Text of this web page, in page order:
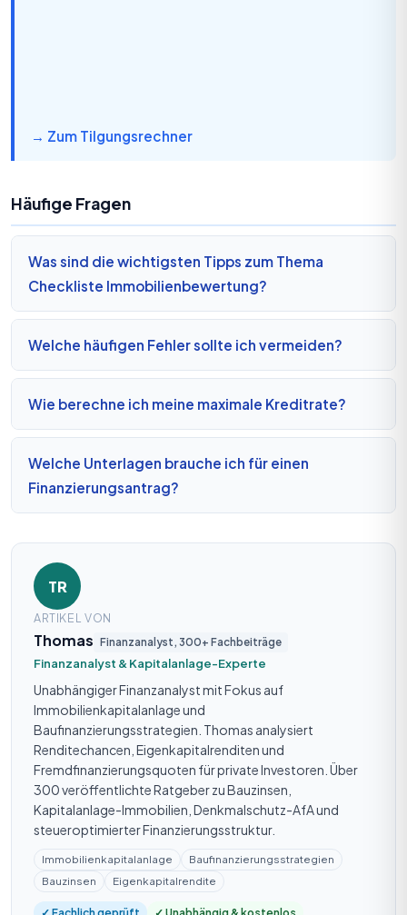
→ Zum Tilgungsrechner
Häufige Fragen
Was sind die wichtigsten Tipps zum Thema
Checkliste Immobilienbewertung?
Welche häufigen Fehler sollte ich vermeiden?
Wie berechne ich meine maximale Kreditrate?
Welche Unterlagen brauche ich für einen
Finanzierungsantrag?
TR
ARTIKEL VON
Thomas Finanzanalyst, 300+ Fachbeiträge
Finanzanalyst & Kapitalanlage-Experte
Unabhängiger Finanzanalyst mit Fokus auf
Immobilienkapitalanlage und
Baufinanzierungsstrategien. Thomas analysiert
Renditechancen, Eigenkapitalrenditen und
Fremdfinanzierungsquoten für private Investoren. Über
300 veröffentlichte Ratgeber zu Bauzinsen,
Kapitalanlage-Immobilien, Denkmalschutz-AfA und
steueroptimierter Finanzierungsstruktur.
Immobilienkapitalanlage
Baufinanzierungsstrategien
Bauzinsen
Eigenkapitalrendite